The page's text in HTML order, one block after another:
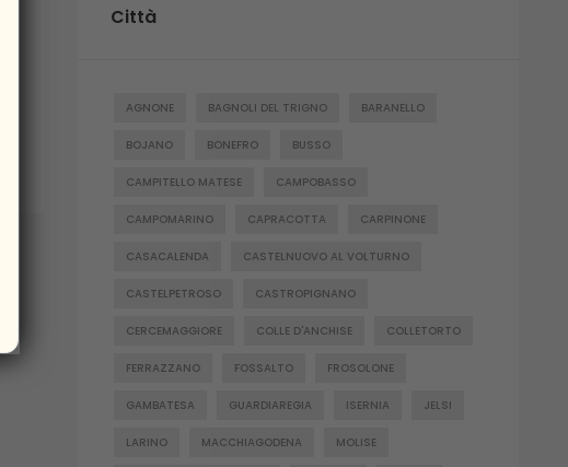
Città
AGNONE BAGNOLI DEL TRIGNO BARANELLO
BOJANO BONEFRO BUSSO
CAMPITELLO MATESE CAMPOBASSO
CAMPOMARINO CAPRACOTTA CARPINONE
CASACALENDA CASTELNUOVO AL VOLTURNO
CASTELPETROSO CASTROPIGNANO
CERCEMAGGIORE COLLE D'ANCHISE COLLETORTO
FERRAZZANO FOSSALTO FROSOLONE
GAMBATESA GUARDIAREGIA ISERNIA JELSI
LARINO MACCHIAGODENA MOLISE